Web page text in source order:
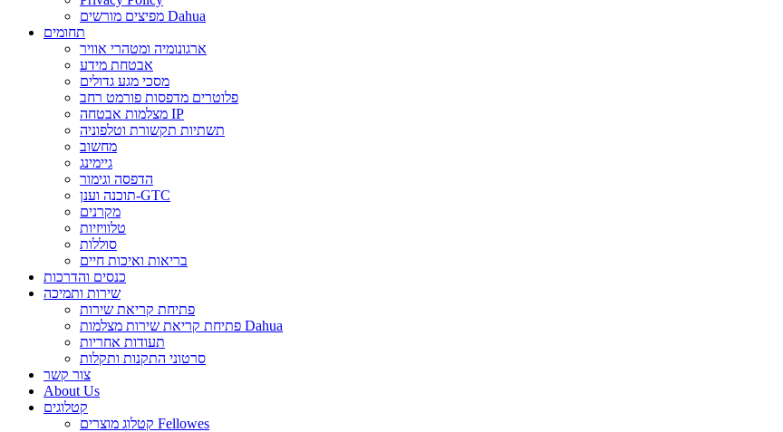
מפיצים מורשים Dahua
תחומים
ארגונומיה ומטהרי אוויר
אבטחת מידע
מסכי מגע גדולים
פלוטרים מדפסות פורמט רחב
מצלמות אבטחה IP
תשתיות תקשורת וטלפוניה
מחשוב
גיימינג
הדפסה וגימור
תוכנה וענן-GTC
מקרנים
טלוויזיות
סוללות
בריאות ואיכות חיים
כנסים והדרכות
שירות ותמיכה
פתיחת קריאת שירות
פתיחת קריאת שירות מצלמות Dahua
תעודות אחריות
סרטוני התקנות ותקלות
צור קשר
About Us
קטלוגים
קטלוג מוצרים Fellowes